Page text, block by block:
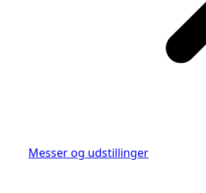
Messer og udstillinger